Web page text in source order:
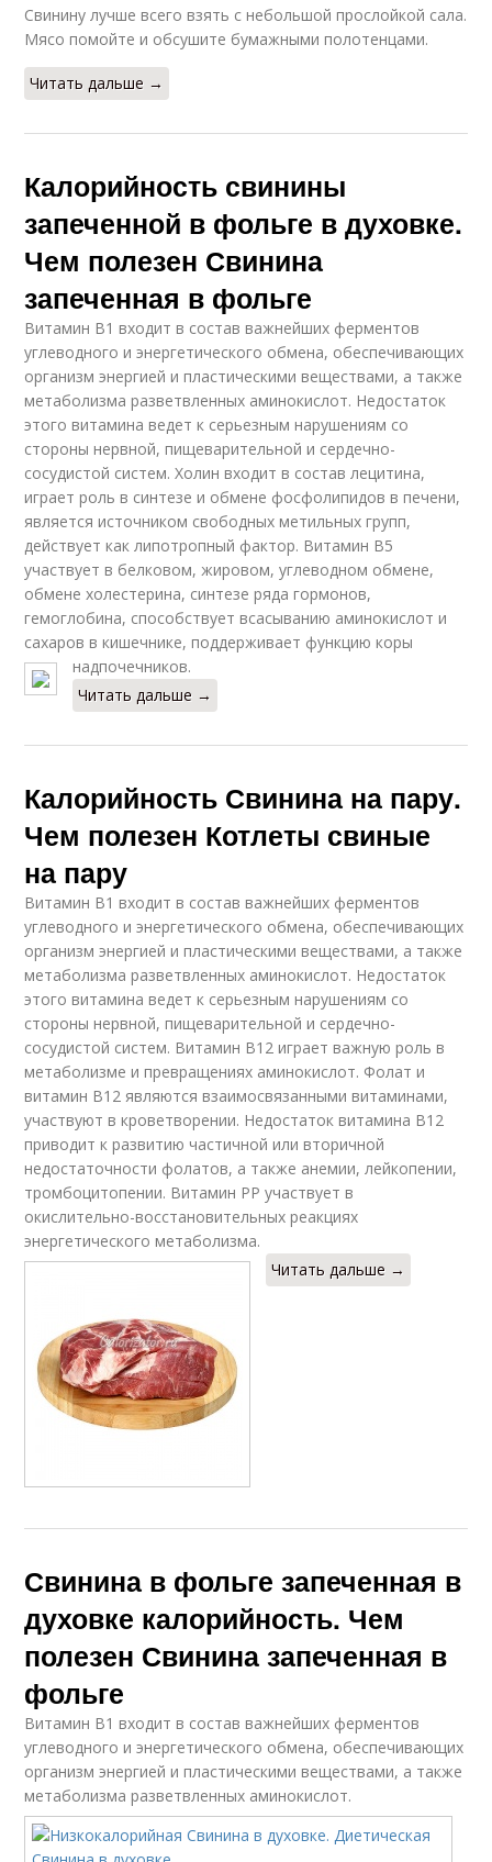
Свинину лучше всего взять с небольшой прослойкой сала.
Мясо помойте и обсушите бумажными полотенцами.
Читать дальше →
Калорийность свинины
запеченной в фольге в духовке.
Чем полезен Свинина
запеченная в фольге
Витамин В1 входит в состав важнейших ферментов
углеводного и энергетического обмена, обеспечивающих
организм энергией и пластическими веществами, а также
метаболизма разветвленных аминокислот. Недостаток
этого витамина ведет к серьезным нарушениям со
стороны нервной, пищеварительной и сердечно-
сосудистой систем. Холин входит в состав лецитина,
играет роль в синтезе и обмене фосфолипидов в печени,
является источником свободных метильных групп,
действует как липотропный фактор. Витамин В5
участвует в белковом, жировом, углеводном обмене,
обмене холестерина, синтезе ряда гормонов,
гемоглобина, способствует всасыванию аминокислот и
сахаров в кишечнике, поддерживает функцию коры
надпочечников.
Читать дальше →
Калорийность Свинина на пару.
Чем полезен Котлеты свиные
на пару
Витамин В1 входит в состав важнейших ферментов
углеводного и энергетического обмена, обеспечивающих
организм энергией и пластическими веществами, а также
метаболизма разветвленных аминокислот. Недостаток
этого витамина ведет к серьезным нарушениям со
стороны нервной, пищеварительной и сердечно-
сосудистой систем. Витамин В12 играет важную роль в
метаболизме и превращениях аминокислот. Фолат и
витамин В12 являются взаимосвязанными витаминами,
участвуют в кроветворении. Недостаток витамина В12
приводит к развитию частичной или вторичной
недостаточности фолатов, а также анемии, лейкопении,
тромбоцитопении. Витамин РР участвует в
окислительно-восстановительных реакциях
энергетического метаболизма.
Читать дальше →
Свинина в фольге запеченная в
духовке калорийность. Чем
полезен Свинина запеченная в
фольге
Витамин В1 входит в состав важнейших ферментов
углеводного и энергетического обмена, обеспечивающих
организм энергией и пластическими веществами, а также
метаболизма разветвленных аминокислот.